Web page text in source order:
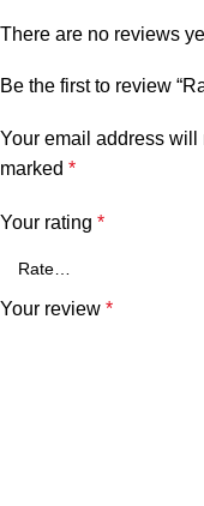
There are no reviews
Be the first to review
Your email address will
marked *
Your rating *
Your review *